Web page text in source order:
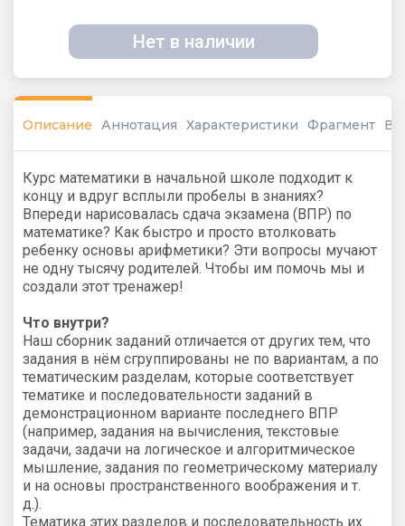
Нет в наличии
Описание Аннотация Характеристики Фрагмент
Курс математики в начальной школе подходит к
концу и вдруг всплыли пробелы в знаниях?
Впереди нарисовалась сдача экзамена (ВПР) по
математике? Как быстро и просто втолковать
ребенку основы арифметики? Эти вопросы мучают
не одну тысячу родителей. Чтобы им помочь мы и
создали этот тренажер!
Что внутри?
Наш сборник заданий отличается от других тем, что
задания в нём сгруппированы не по вариантам, а по
тематическим разделам, которые соответствует
тематике и последовательности заданий в
демонстрационном варианте последнего ВПР
(например, задания на вычисления, текстовые
задачи, задачи на логическое и алгоритмическое
мышление, задания по геометрическому материалу
и на основы пространственного воображения и т.
д.).
Тематика этих разделов и последовательность их